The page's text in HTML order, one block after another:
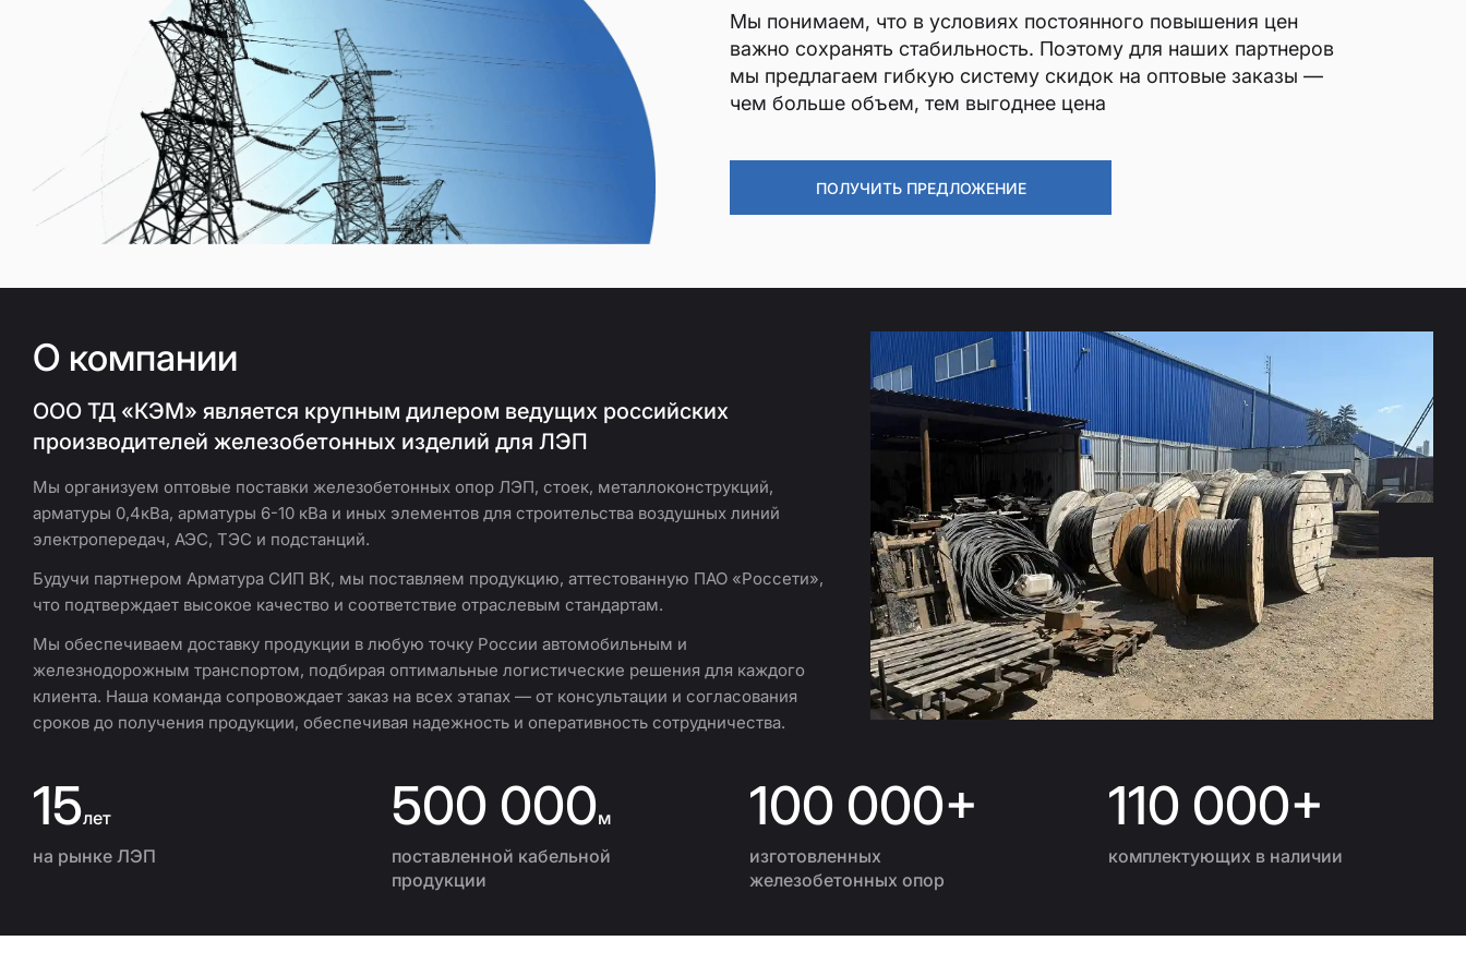
Мы понимаем, что в условиях постоянного повышения цен
важно сохранять стабильность. Поэтому для наших партнеров
мы предлагаем гибкую систему скидок на оптовые заказы —
чем больше объем, тем выгоднее цена
ПОЛУЧИТЬ ПРЕДЛОЖЕНИЕ
О компании
ООО ТД «КЭМ» является крупным дилером ведущих российских
производителей железобетонных изделий для ЛЭП
Мы организуем оптовые поставки железобетонных опор ЛЭП, стоек, металлоконструкций,
арматуры 0,4кВа, арматуры 6-10 кВа и иных элементов для строительства воздушных линий
электропередач, АЭС, ТЭС и подстанций.
Будучи партнером Арматура СИП ВК, мы поставляем продукцию, аттестованную ПАО «Россети»,
что подтверждает высокое качество и соответствие отраслевым стандартам.
Мы обеспечиваем доставку продукции в любую точку России автомобильным и
железнодорожным транспортом, подбирая оптимальные логистические решения для каждого
клиента. Наша команда сопровождает заказ на всех этапах — от консультации и согласования
сроков до получения продукции, обеспечивая надежность и оперативность сотрудничества.
15лет
на рынке ЛЭП
500 000м
поставленной кабельной
продукции
100 000+
изготовленных
железобетонных опор
110 000+
комплектующих в наличии